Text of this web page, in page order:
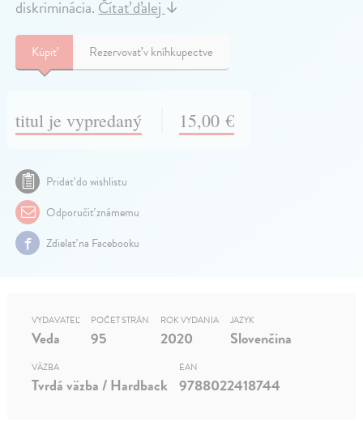
diskriminácia.Čítať ďalej↓
Kúpiť Rezervovať v kníhkupectve
titul je vypredaný 15,00 €
Pridať do wishlistu
Odporučiť známemu
Zdielať na Facebooku
VYDAVATEĽ
Veda
POČET STRÁN
95
ROK VYDANIA
2020
JAZYK
Slovenčina
VÄZBA
Tvrdá väzba / Hardback
EAN
9788022418744